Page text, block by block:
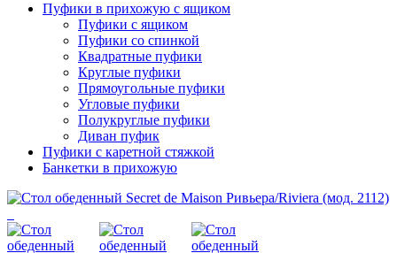
Пуфики в прихожую с ящиком
Пуфики с ящиком
Пуфики со спинкой
Квадратные пуфики
Круглые пуфики
Прямоугольные пуфики
Угловые пуфики
Полукруглые пуфики
Диван пуфик
Пуфики с каретной стяжкой
Банкетки в прихожую